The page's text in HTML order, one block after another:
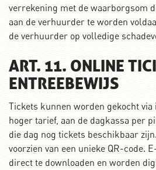
verrekening met de waarborgsom
aan de verhuurder te worden
de verhuurder op volledige
ART. 11. ONLINE
ENTREEBEWIJS
Tickets kunnen worden gekocht via
hoger tarief, aan de dagkassa per
die dag nog tickets beschikbaar
voorzien van een unieke QR-code.
direct te downloaden en worden